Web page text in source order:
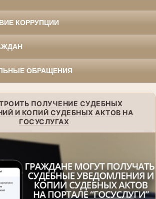
КОРРУПЦИИ
ОБРАЩЕНИЯ
ПОЛУЧЕНИЕ СУДЕБНЫХ
И КОПИЙ СУДЕБНЫХ АКТОВ НА
ГОСУСЛУГАХ